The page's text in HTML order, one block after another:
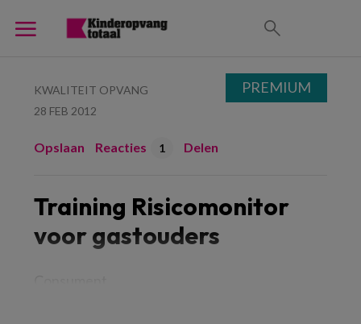
KWALITEIT OPVANG
28 FEB 2012
Opslaan Reacties 1 Delen
Training Risicomonitor
voor gastouders
PREMIUM